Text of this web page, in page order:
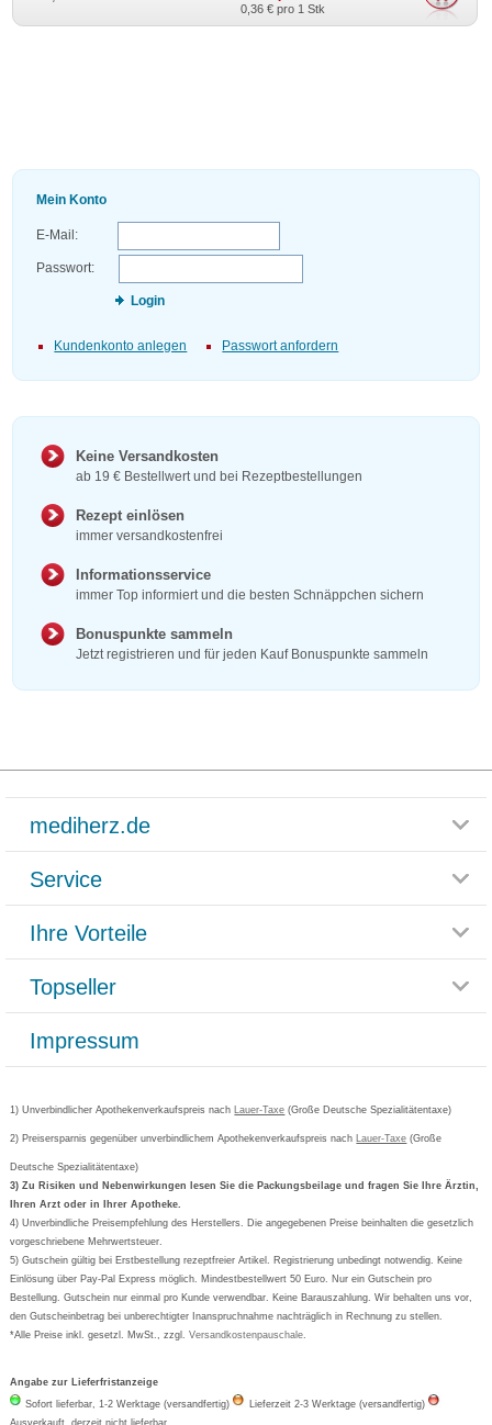
0,36 € pro 1 Stk
Mein Konto
E-Mail:
Passwort:
Login
Kundenkonto anlegen Passwort anfordern
Keine Versandkosten
ab 19 € Bestellwert und bei Rezeptbestellungen
Rezept einlösen
immer versandkostenfrei
Informationsservice
immer Top informiert und die besten Schnäppchen sichern
Bonuspunkte sammeln
Jetzt registrieren und für jeden Kauf Bonuspunkte sammeln
mediherz.de
Glossar
Häufig gestellte Fragen
Datenschutz
AGB
Cookie-Einstellungen
Vertrag widerrufen
Service
Rücksendemöglichkeit
Paketlieferstatus
Versandkosten
Bestellschein ausfüllen
Newsletteranmeldung
Ihre Vorteile
Rezeptlieferung
Bonusprogramm
Gutschein und Rabatte
Kundenbewertung
Topseller
Grippostad
Bepanthen
Formoline
Wick
Eucerin
Basica
Impressum
1) Unverbindlicher Apothekenverkaufspreis nach Lauer-Taxe (Große Deutsche Spezialitätentaxe)
2) Preisersparnis gegenüber unverbindlichem Apothekenverkaufspreis nach Lauer-Taxe (Große
Deutsche Spezialitätentaxe)
3) Zu Risiken und Nebenwirkungen lesen Sie die Packungsbeilage und fragen Sie Ihre Ärztin,
Ihren Arzt oder in Ihrer Apotheke.
4) Unverbindliche Preisempfehlung des Herstellers. Die angegebenen Preise beinhalten die gesetzlich
vorgeschriebene Mehrwertsteuer.
5) Gutschein gültig bei Erstbestellung rezeptfreier Artikel. Registrierung unbedingt notwendig. Keine
Einlösung über Pay-Pal Express möglich. Mindestbestellwert 50 Euro. Nur ein Gutschein pro
Bestellung. Gutschein nur einmal pro Kunde verwendbar. Keine Barauszahlung. Wir behalten uns vor,
den Gutscheinbetrag bei unberechtigter Inanspruchnahme nachträglich in Rechnung zu stellen.
*Alle Preise inkl. gesetzl. MwSt., zzgl.Versandkostenpauschale
Angabe zur Lieferfristanzeige
Sofort lieferbar, 1-2 Werktage (versandfertig)
Lieferzeit 2-3 Werktage (versandfertig)
Ausverkauft, derzeit nicht lieferbar